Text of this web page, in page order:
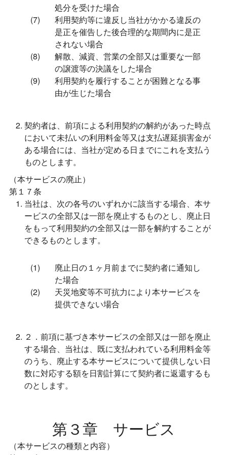
処分を受けた場合
利用契約等に違反し当社がかかる違反の
是正を催告した後合理的な期間内に是正
されない場合
解散、減資、営業の全部又は重要な一部
の譲渡等の決議をした場合
利用契約を履行することが困難となる事
由が生じた場合
契約者は、前項による利用契約の解約があった時点
において未払いの利用料金等又は支払遅延損害金が
ある場合には、当社が定める日までにこれを支払う
ものとします。
（本サービスの廃止）
第１７条
当社は、次の各号のいずれかに該当する場合、本サ
ービスの全部又は一部を廃止するものとし、廃止日
をもって利用契約の全部又は一部を解約することが
できるものとします。
廃止日の１ヶ月前までに契約者に通知し
た場合
天災地変等不可抗力により本サービスを
提供できない場合
２．前項に基づき本サービスの全部又は一部を廃止
する場合、当社は、既に支払われている利用料金等
のうち、廃止する本サービスについて提供しない日
数に対応する額を日割計算にて契約者に返還するも
のとします。
第３章 サービス
（本サービスの種類と内容）